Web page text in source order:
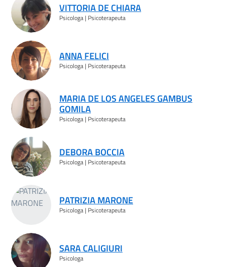
VITTORIA DE CHIARA
Psicologa | Psicoterapeuta
ANNA FELICI
Psicologa | Psicoterapeuta
MARIA DE LOS ANGELES GAMBUS
GOMILA
Psicologa | Psicoterapeuta
DEBORA BOCCIA
Psicologa | Psicoterapeuta
PATRIZIA MARONE
Psicologa | Psicoterapeuta
SARA CALIGIURI
Psicologa